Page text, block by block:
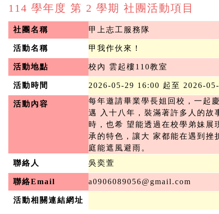
114 學年度 第 2 學期 社團活動項目
社團名稱 甲上志工服務隊
活動名稱 甲我作伙來！
活動地點 校內 雲起樓110教室
活動時間 2026-05-29 16:00 起至 2026-
活動內容
每年邀請畢業學長姐回校，一起
邁 入十八年，裝滿著許多人的故
時，也希 望能透過在校學弟妹展
承的特色，讓大 家都能在遇到挫
庭能遮風避雨。
聯絡人
吳奕萱
聯絡Email a0906089056@gmail.com
活動相關連結網址